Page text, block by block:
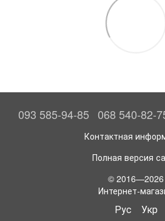
093 585-94-85 068 540-82-
Контактная
Полная версия
© 2016—2026
Интернет-
Рус Укр